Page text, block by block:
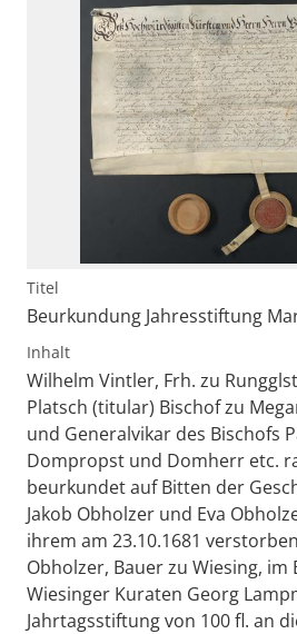
Titel
Beurkundung Jahresstiftung
Inhalt
Wilhelm Vintler, Frh. zu
Platsch (titular) Bischof zu
und Generalvikar des Bischofs
Dompropst und Domherr etc.
beurkundet auf Bitten der
Jakob Obholzer und Eva
ihrem am 23.10.1681
Obholzer, Bauer zu Wiesing, im
Wiesinger Kuraten Georg
Jahrtagsstiftung von 100 fl. an